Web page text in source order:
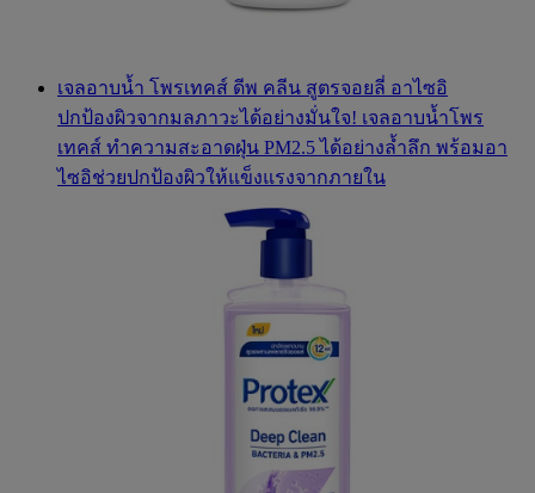
เจลอาบน้ำ โพรเทคส์ ดีพ คลีน สูตรจอยลี่ อาไซอิ
ปกป้องผิวจากมลภาวะได้อย่างมั่นใจ! เจลอาบน้ำโพร
เทคส์ ทำความสะอาดฝุ่น PM2.5 ได้อย่างล้ำลึก พร้อมอา
ไซอิช่วยปกป้องผิวให้แข็งแรงจากภายใน